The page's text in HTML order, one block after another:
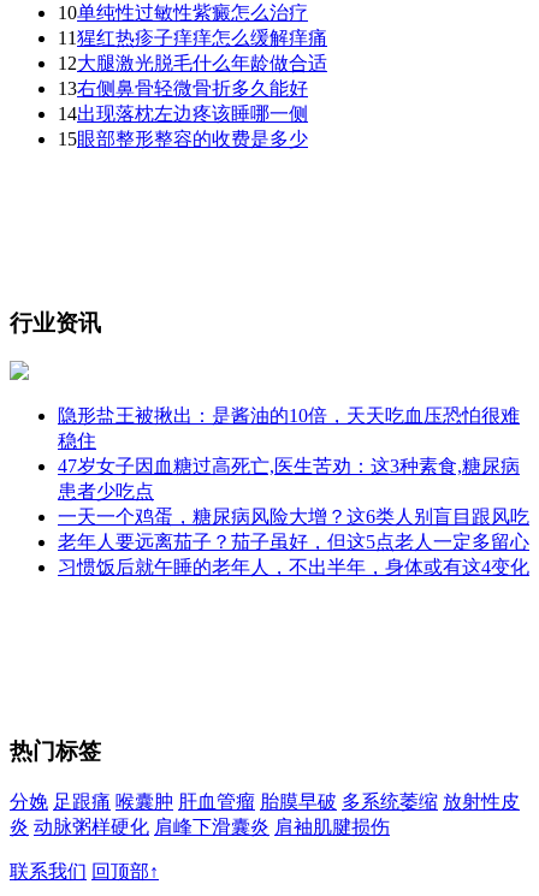
10单纯性过敏性紫癜怎么治疗
11猩红热疹子痒痒怎么缓解痒痛
12大腿激光脱毛什么年龄做合适
13右侧鼻骨轻微骨折多久能好
14出现落枕左边疼该睡哪一侧
15眼部整形整容的收费是多少
行业资讯
隐形盐王被揪出：是酱油的10倍，天天吃血压恐怕很难
稳住
47岁女子因血糖过高死亡,医生苦劝：这3种素食,糖尿病
患者少吃点
一天一个鸡蛋，糖尿病风险大增？这6类人别盲目跟风吃
老年人要远离茄子？茄子虽好，但这5点老人一定多留心
习惯饭后就午睡的老年人，不出半年，身体或有这4变化
热门标签
分娩 足跟痛 喉囊肿 肝血管瘤 胎膜早破 多系统萎缩 放射性皮
炎 动脉粥样硬化 肩峰下滑囊炎 肩袖肌腱损伤
联系我们 回顶部↑